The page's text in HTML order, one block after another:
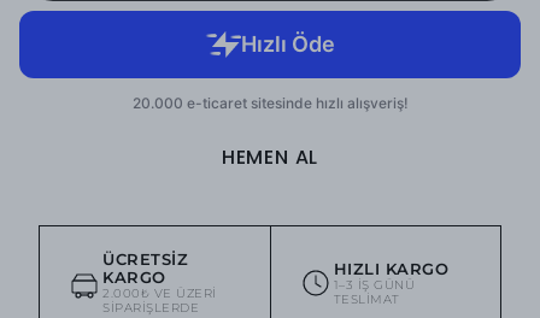
HEMEN AL
ÜCRETSIZ
KARGO
2.000₺ VE ÜZERI
SIPARIŞLERDE
HIZLI KARGO
1–3 IŞ GÜNÜ
TESLIMAT